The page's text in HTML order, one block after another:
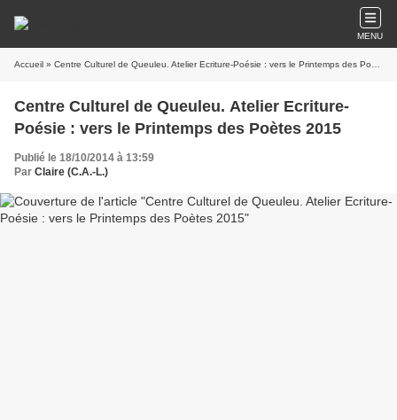
MENU
Accueil » Centre Culturel de Queuleu. Atelier Ecriture-Poésie : vers le Printemps des Poètes 2015
Centre Culturel de Queuleu. Atelier Ecriture-
Poésie : vers le Printemps des Poètes 2015
Publié le 18/10/2014 à 13:59
Par Claire (C.A.-L.)